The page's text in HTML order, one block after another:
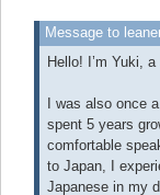
Message to
Hello! I’m Yuki,
I was also once
spent 5 years
comfortable
to Japan, I
Japanese in my